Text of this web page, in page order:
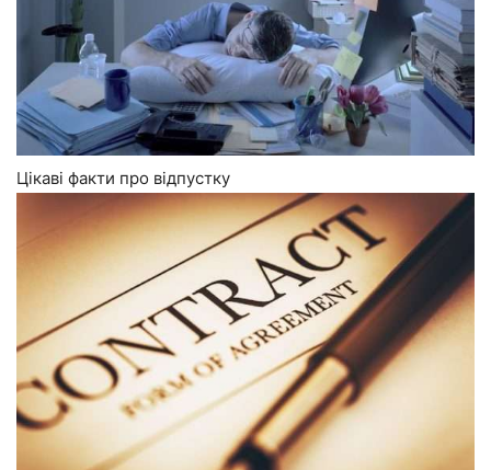
Цікаві факти про відпустку